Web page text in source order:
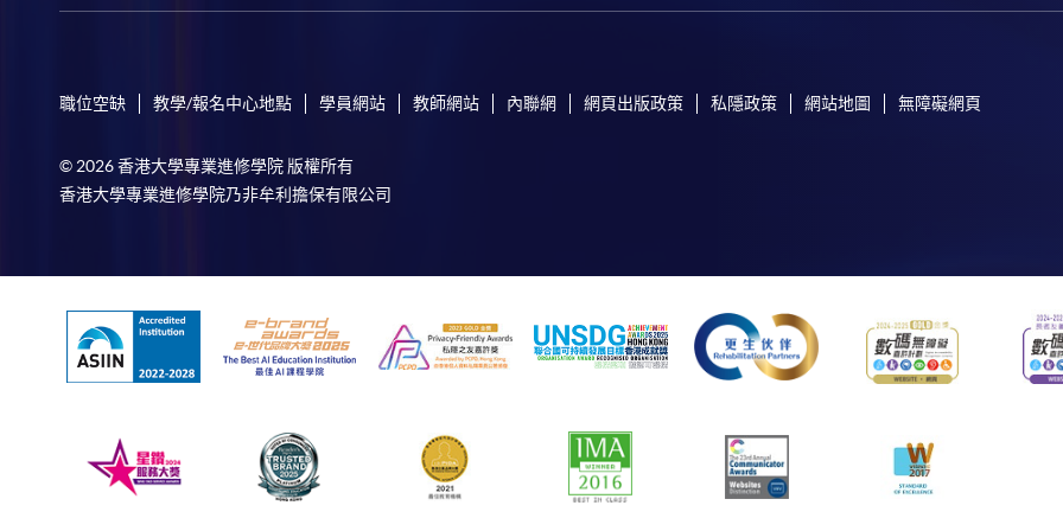
職位空缺 教學/報名中心地點 學員網站 教師網站 內聯網 網頁出版政策 私隱政策 網站地圖 無障礙網頁
© 2026 香港大學專業進修學院 版權所有
香港大學專業進修學院乃非牟利擔保有限公司